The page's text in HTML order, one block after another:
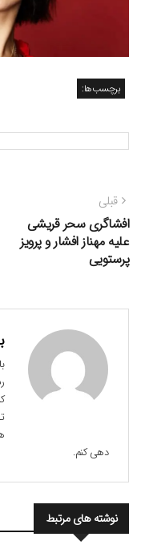
برچسب‌ها:
راهبری
نوشته
قبلی
قبلی:
افشاگری سحر قریشی
علیه مهناز افشار و پرویز
پرستویی
دهی کنم.
نوشته های مرتبط